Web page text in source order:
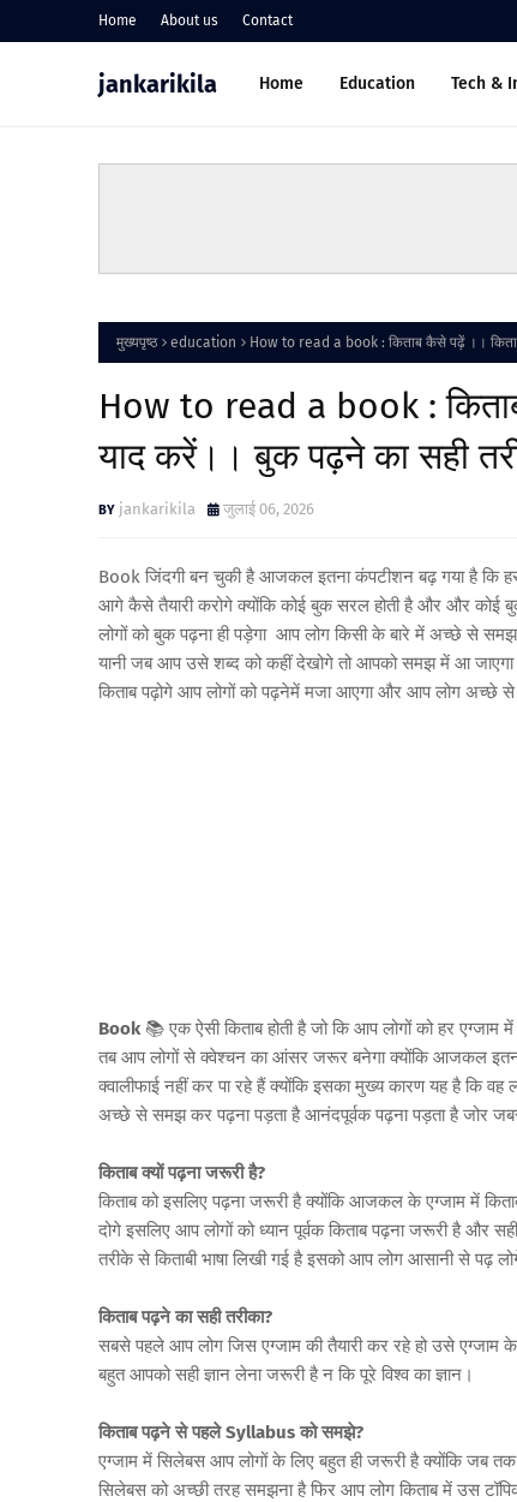
Home About us Contact
jankarikila Home Education Tech &
मुख्यपृष्ठ education How to read a book : किताब कैसे पढ़ें ।।
How to read a book :
याद करें।। बुक पढ़ने का सही
jankarikila जुलाई 06, 2026
Book जिंदगी बन चुकी है आजकल इतना कंपटीशन बढ़ गया है कि हर
आगे कैसे तैयारी करोगे क्योंकि कोई बुक सरल होती है और और कोई
लोगों को बुक पढ़ना ही पड़ेगा आप लोग किसी के बारे में अच्छे से
यानी जब आप उसे शब्द को कहीं देखोगे तो आपको समझ में आ
किताब पढ़ोगे आप लोगों को पढ़नेमें मजा आएगा और आप लोग अच्छे
Book 📚 एक ऐसी किताब होती है जो कि आप लोगों को हर
तब आप लोगों से क्वेश्चन का आंसर जरूर बनेगा क्योंकि आजकल
क्वालीफाई नहीं कर पा रहे हैं क्योंकि इसका मुख्य कारण यह है कि
अच्छे से समझ कर पढ़ना पड़ता है आनंदपूर्वक पढ़ना पड़ता है जोर
किताब क्यों पढ़ना जरूरी है?
किताब को इसलिए पढ़ना जरूरी है क्योंकि आजकल के एग्जाम में
दोगे इसलिए आप लोगों को ध्यान पूर्वक किताब पढ़ना जरूरी है
तरीके से किताबी भाषा लिखी गई है इसको आप लोग आसानी से पढ़
किताब पढ़ने का सही तरीका?
सबसे पहले आप लोग जिस एग्जाम की तैयारी कर रहे हो उसे एग्जाम
बहुत आपको सही ज्ञान लेना जरूरी है न कि पूरे विश्व का ज्ञान।
किताब पढ़ने से पहले Syllabus को समझे?
एग्जाम में सिलेबस आप लोगों के लिए बहुत ही जरूरी है क्योंकि जब
सिलेबस को अच्छी तरह समझना है फिर आप लोग किताब में उस